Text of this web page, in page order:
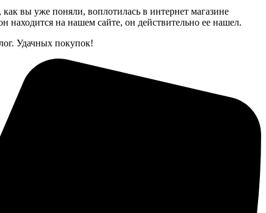
вы уже поняли, воплотилась в интернет магазине
на нашем сайте, он действительно ее нашел.
Удачных покупок!